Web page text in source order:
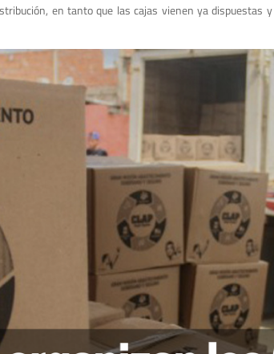
en tanto que las cajas vienen ya